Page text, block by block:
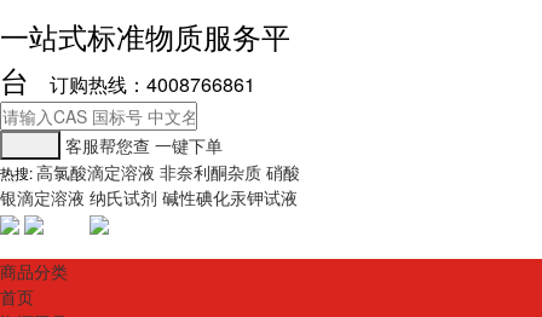
一站式标准物质服务平
台
订购热线：4008766861
客服帮您查 一键下单
热搜:高氯酸滴定溶液 非奈利酮杂质 硝酸
银滴定溶液 纳氏试剂 碱性碘化汞钾试液
商品分类
首页